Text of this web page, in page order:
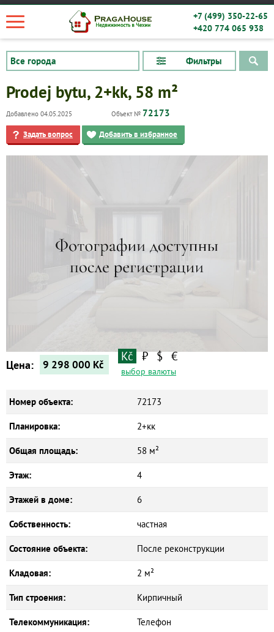
+7 (499) 350-22-65
+420 774 065 938
Фильтры
Квартиры
Prodej bytu, 2+kk, 58 m²
Добавлено 04.05.2025 Объект № 72173
Задать вопрос Добавить в избранное
Цена: 9 298 000 Kč
Kč ₽ $ €
выбор валюты
Номер объекта: 72173
Планировка: 2+кк
Общая площадь: 58 м²
Этаж: 4
Этажей в доме: 6
Собственность: частная
Состояние объекта: После реконструкции
Кладовая: 2 м²
Тип строения: Кирпичный
Телекоммуникация: Телефон